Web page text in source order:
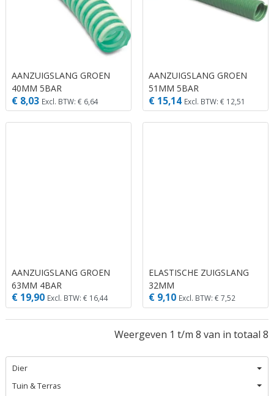
Dier
Tuin & Terras
AANZUIGSLANG GROEN
40MM 5BAR
€ 8,03 Excl. BTW: € 6,64
AANZUIGSLANG GROEN
51MM 5BAR
€ 15,14 Excl. BTW: € 12,51
AANZUIGSLANG GROEN
63MM 4BAR
€ 19,90 Excl. BTW: € 16,44
ELASTISCHE ZUIGSLANG
32MM
€ 9,10 Excl. BTW: € 7,52
Weergeven 1 t/m 8 van in totaal 8